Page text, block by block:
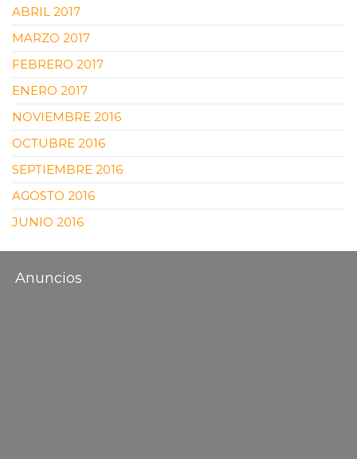
ABRIL 2017
MARZO 2017
FEBRERO 2017
ENERO 2017
NOVIEMBRE 2016
OCTUBRE 2016
SEPTIEMBRE 2016
AGOSTO 2016
JUNIO 2016
Anuncios